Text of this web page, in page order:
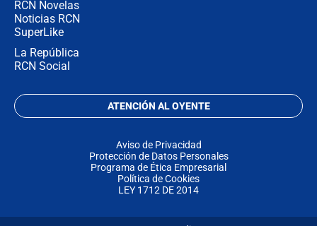
RCN Novelas
Noticias RCN
SuperLike
La República
RCN Social
ATENCIÓN AL OYENTE
Aviso de Privacidad
Protección de Datos Personales
Programa de Ética Empresarial
Política de Cookies
LEY 1712 DE 2014